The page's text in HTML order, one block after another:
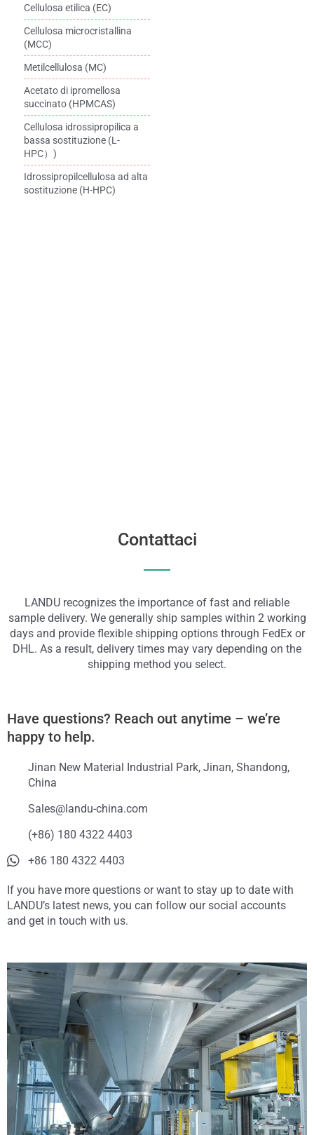
Cellulosa etilica (EC)
Cellulosa microcristallina
(MCC)
Metilcellulosa (MC)
Acetato di ipromellosa
succinato (HPMCAS)
Cellulosa idrossipropilica a
bassa sostituzione (L-
HPC）)
Idrossipropilcellulosa ad alta
sostituzione (H-HPC)
Contattaci
LANDU recognizes the importance of fast and reliable
sample delivery. We generally ship samples within 2 working
days and provide flexible shipping options through FedEx or
DHL. As a result, delivery times may vary depending on the
shipping method you select.
Have questions? Reach out anytime – we’re
happy to help.
Jinan New Material Industrial Park, Jinan, Shandong,
China
Sales@landu-china.com
(+86) 180 4322 4403
+86 180 4322 4403
If you have more questions or want to stay up to date with
LANDU’s latest news, you can follow our social accounts
and get in touch with us.